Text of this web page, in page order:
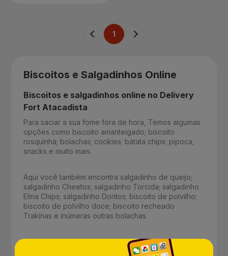
1
Biscoitos e Salgadinhos Online
Biscoitos e salgadinhos online no Delivery
Fort Atacadista
Para saciar a sua fome fora de hora, Temos algumas
opções como biscoito amanteigado; biscoito
rosquinha; bolachas; cookies; batata chips; pipoca,
snacks e muito mais.
Aqui você também encontra salgadinho de queijo;
salgadinho Cheetos; salgadinho Torcida; salgadinho
Elma Chips; salgadinho Doritos; biscoito de polvilho;
biscoito de polvilho doce; biscoito recheado
Trakinas e inúmeras outras bolachas.
Garanta todos esses biscoitos e salgadinhos de
forma online e tenha a garantia de encontrar marcas